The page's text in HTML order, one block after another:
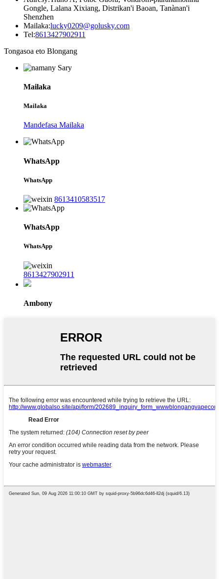
Gongle, Lalana Xixiang, Distrikan'i Baoan, Tanànan'i
Shenzhen
Mailaka:lucky0209@golusky.com
Tel:8613427902911
Tongasoa eto Blongang
Mailaka
Mailaka
Mandefasa Mailaka
WhatsApp
WhatsApp
8613410583517
WhatsApp
WhatsApp
8613427902911
Ambony